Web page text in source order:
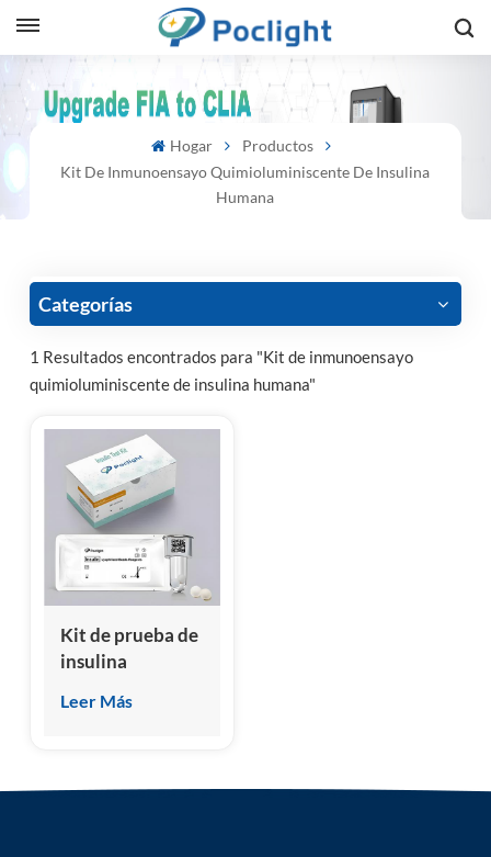
Hogar
Productos
Kit De Inmunoensayo Quimioluminiscente De Insulina
Humana
Categorías
1 Resultados encontrados para "Kit de inmunoensayo
quimioluminiscente de insulina humana"
Kit de prueba de
insulina
de
Leer Más